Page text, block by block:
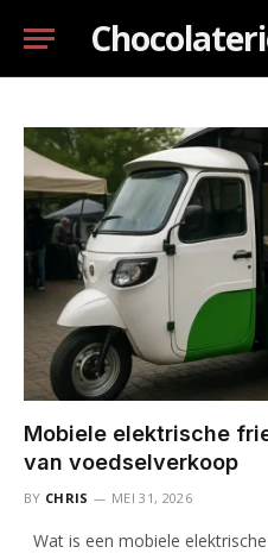
Mobiele elektrische
van voedselverkoop
BY CHRIS MEI 31, 2026
Wat is een mobiele